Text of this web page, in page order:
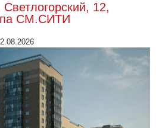
12,
СМ.СИТИ